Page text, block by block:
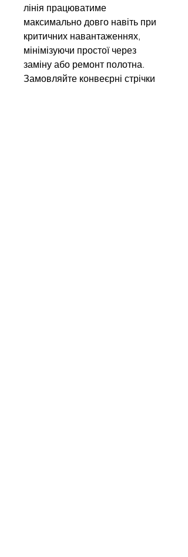
лінія працюватиме
максимально довго навіть при
критичних навантаженнях,
мінімізуючи простої через
заміну або ремонт полотна.
Замовляйте конвеєрні стрічки